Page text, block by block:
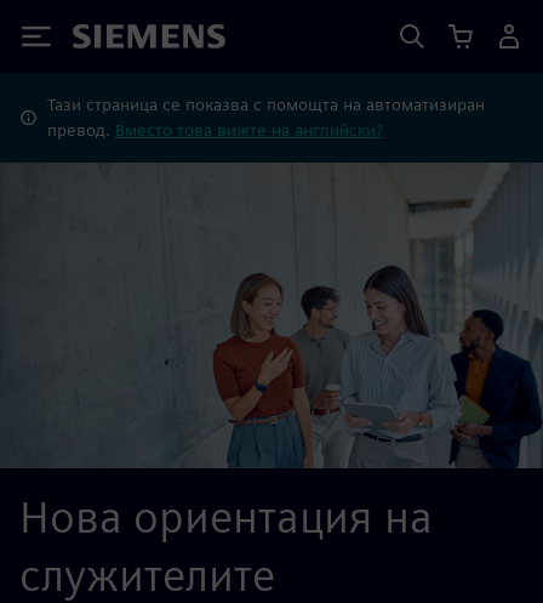
Siemens
Тази страница се показва с помощта на автоматизиран
превод. Вместо това вижте на английски?
Нова ориентация на
служителите